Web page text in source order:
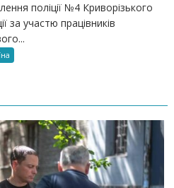
поліції №4 Криворізького
за участю працівників